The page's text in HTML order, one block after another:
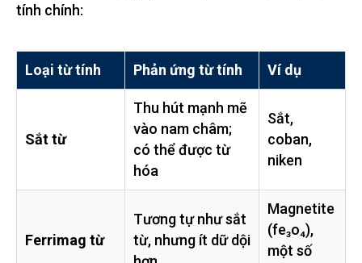
tính chính:
Loại từ tính Phản ứng từ tính Ví dụ
Sắt từ
Thu hút mạnh mẽ
vào nam châm;
có thể được từ
hóa
Sắt,
coban,
niken
Ferrimag từ
Tương tự như sắt
từ, nhưng ít dữ dội
Magnetite
(fe₃o₄),
một số